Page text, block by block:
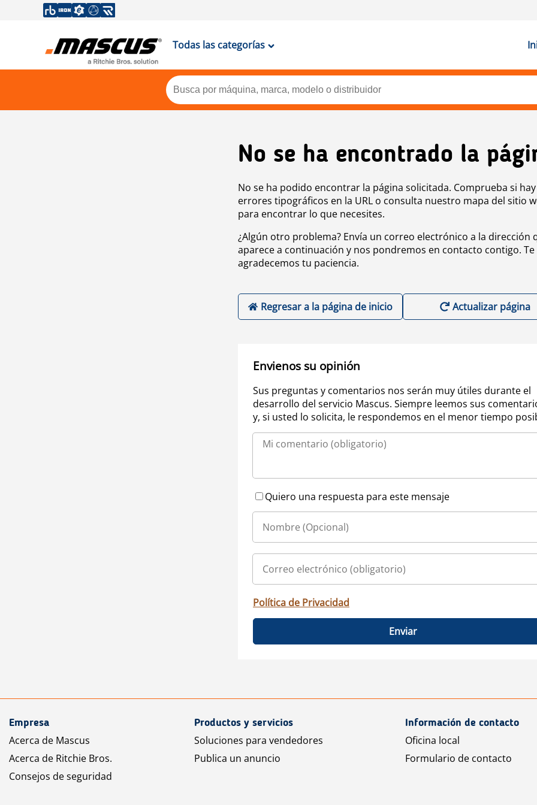
Todas las categorías
No se ha encontrado la
No se ha podido encontrar la página solicitada. Comprueba si hay
errores tipográficos en la URL o consulta nuestro mapa del sitio
para encontrar lo que necesites.
¿Algún otro problema? Envía un correo electrónico a la dirección
aparece a continuación y nos pondremos en contacto contigo. Te
agradecemos tu paciencia.
Regresar a la página de inicio Actualizar página
Envienos su opinión
Sus preguntas y comentarios nos serán muy útiles durante el
desarrollo del servicio Mascus. Siempre leemos sus
y, si usted lo solicita, le respondemos en el menor tiempo
Quiero una respuesta para este mensaje
Política de Privacidad
Enviar
Empresa
Acerca de Mascus
Acerca de Ritchie Bros.
Consejos de seguridad
Productos y servicios
Soluciones para vendedores
Publica un anuncio
Información de contacto
Oficina local
Formulario de contacto